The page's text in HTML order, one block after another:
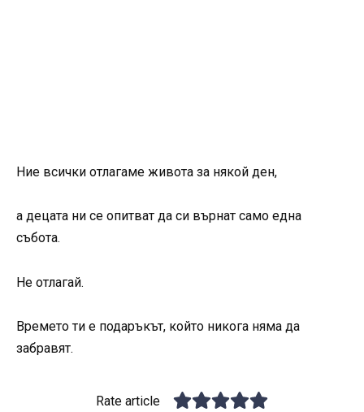
Ние всички отлагаме живота за някой ден,
а децата ни се опитват да си върнат само една
събота.
Не отлагай.
Времето ти е подаръкът, който никога няма да
забравят.
Rate article